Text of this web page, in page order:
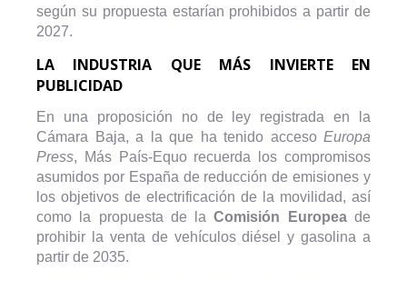
según su propuesta estarían prohibidos a partir de
2027.
LA INDUSTRIA QUE MÁS INVIERTE EN
PUBLICIDAD
En una proposición no de ley registrada en la
Cámara Baja, a la que ha tenido acceso Europa
Press, Más País-Equo recuerda los compromisos
asumidos por España de reducción de emisiones y
los objetivos de electrificación de la movilidad, así
como la propuesta de laComisión Europeade
prohibir la venta de vehículos diésel y gasolina a
partir de 2035.